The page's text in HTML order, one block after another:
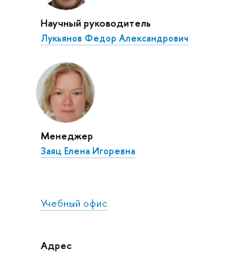
Научный руководитель
Лукьянов Федор Александрович
Менеджер
Заяц Елена Игоревна
Учебный офис
Адрес